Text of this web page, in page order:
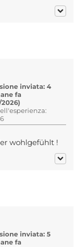
inviata: 4
fa
wohlgefühlt !
inviata: 5
fa